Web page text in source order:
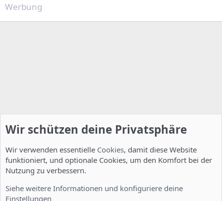
Werbung
Wir schützen deine Privatsphäre
Wir verwenden essentielle Cookies, damit diese Website
funktioniert, und optionale Cookies, um den Komfort bei der
Nutzung zu verbessern.
Siehe weitere Informationen und konfiguriere deine
Einstellungen